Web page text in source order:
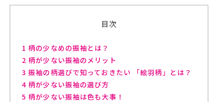
目次
1 柄の少なめの振袖とは？
2 柄が少ない振袖のメリット
3 振袖の柄選びで知っておきたい 「絵羽柄」とは？
4 柄が少ない振袖の選び方
5 柄が少ない振袖は色も大事！